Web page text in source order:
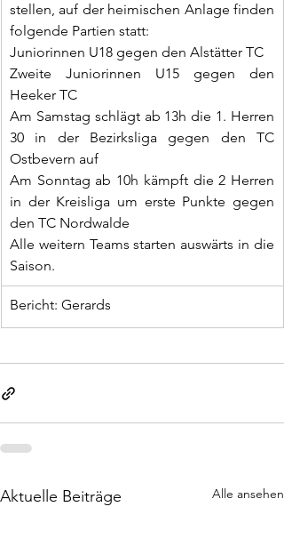
stellen, auf der heimischen Anlage finden
folgende Partien statt:
Juniorinnen U18 gegen den Alstätter TC
Zweite Juniorinnen U15 gegen den
Heeker TC
Am Samstag schlägt ab 13h die 1. Herren
30 in der Bezirksliga gegen den TC
Ostbevern auf
Am Sonntag ab 10h kämpft die 2 Herren
in der Kreisliga um erste Punkte gegen
den TC Nordwalde
Alle weitern Teams starten auswärts in die
Saison.
Bericht: Gerards
Aktuelle Beiträge Alle ansehen